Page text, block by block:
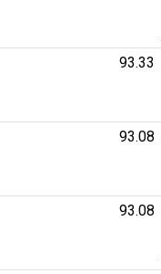
93.33
93.08
93.08